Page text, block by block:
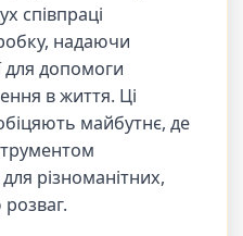
співпраці
надаючи
для допомоги
в життя. Ці
майбутнє, де
різноманітних,